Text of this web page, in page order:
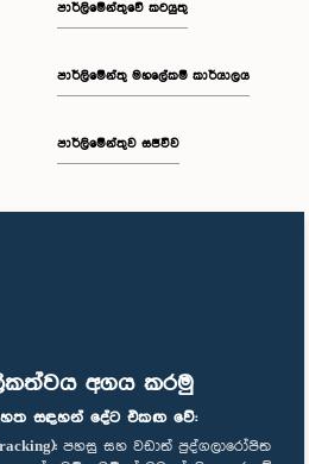
අගය කරමු
සඳහන් දේට එකඟ වේ:
පහසු සහ වඩාත් පුද්ගලාරෝපිත
පාර්ලිමේන්තුවේ කටයුතු
පාර්ලිමේන්තු මහලේකම් කාර්යාලය
පාර්ලිමේන්තුව සජීවීව